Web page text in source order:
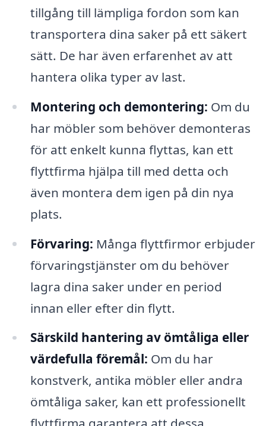
tillgång till lämpliga fordon som kan
transportera dina saker på ett säkert
sätt. De har även erfarenhet av att
hantera olika typer av last.
Montering och demontering: Om du
har möbler som behöver demonteras
för att enkelt kunna flyttas, kan ett
flyttfirma hjälpa till med detta och
även montera dem igen på din nya
plats.
Förvaring: Många flyttfirmor erbjuder
förvaringstjänster om du behöver
lagra dina saker under en period
innan eller efter din flytt.
Särskild hantering av ömtåliga eller
värdefulla föremål: Om du har
konstverk, antika möbler eller andra
ömtåliga saker, kan ett professionellt